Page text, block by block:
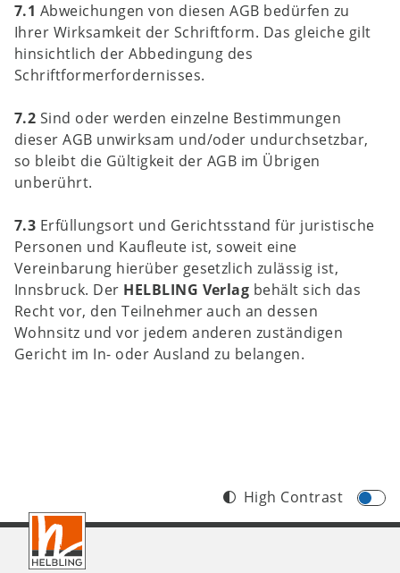
7.1 Abweichungen von diesen AGB bedürfen zu
Ihrer Wirksamkeit der Schriftform. Das gleiche gilt
hinsichtlich der Abbedingung des
Schriftformerfordernisses.
7.2 Sind oder werden einzelne Bestimmungen
dieser AGB unwirksam und/oder undurchsetzbar,
so bleibt die Gültigkeit der AGB im Übrigen
unberührt.
7.3 Erfüllungsort und Gerichtsstand für juristische
Personen und Kaufleute ist, soweit eine
Vereinbarung hierüber gesetzlich zulässig ist,
Innsbruck. Der HELBLING Verlag behält sich das
Recht vor, den Teilnehmer auch an dessen
Wohnsitz und vor jedem anderen zuständigen
Gericht im In- oder Ausland zu belangen.
Footer
AT
High Contrast